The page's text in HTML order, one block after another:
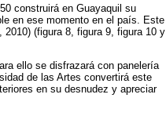
construirá en Guayaquil su
en ese momento en el país. Este
(figura 8, figura 9, figura 10 y
ello se disfrazará con panelería
de las Artes convertirá este
en su desnudez y apreciar